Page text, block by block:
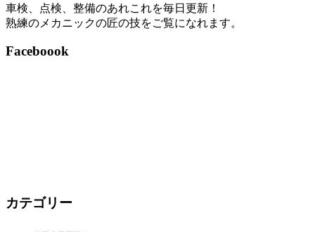
車検、点検、整備のあれこれを毎日更新！
熟練のメカニックの匠の技をご覧になれます。
Faceboook
カテゴリー